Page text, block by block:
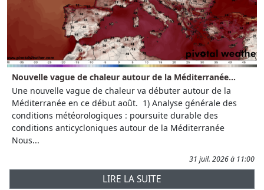
Nouvelle vague de chaleur autour de la Méditerranée...
Une nouvelle vague de chaleur va débuter autour de la
Méditerranée en ce début août. 1) Analyse générale des
conditions météorologiques : poursuite durable des
conditions anticycloniques autour de la Méditerranée
Nous...
31 juil. 2026 à 11:00
LIRE LA SUITE